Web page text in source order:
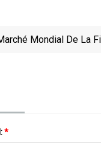
Mondial De La
*